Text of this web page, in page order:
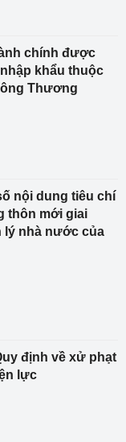
chính được
khẩu thuộc
Thương
nội dung tiêu chí
thôn mới giai
lý nhà nước của
định về xử phạt
lực